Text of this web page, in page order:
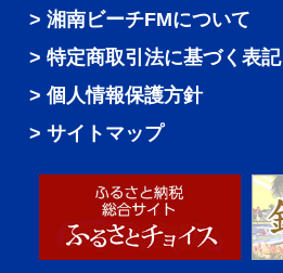
湘南ビーチFMについて
特定商取引法に基づく表記
個人情報保護方針
サイトマップ